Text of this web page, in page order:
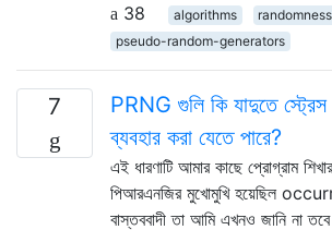
38
algorithms randomness
pseudo-random-generators
7
PRNG গুলি কি যাদুতে
ব্যবহার করা যেতে পারে?
এই ধারণাটি আমার কাছে প্রোগ্রাম
পিআরএনজির মুখোমুখি হয়েছিল
বাস্তববাদী তা আমি এখনও জানি না